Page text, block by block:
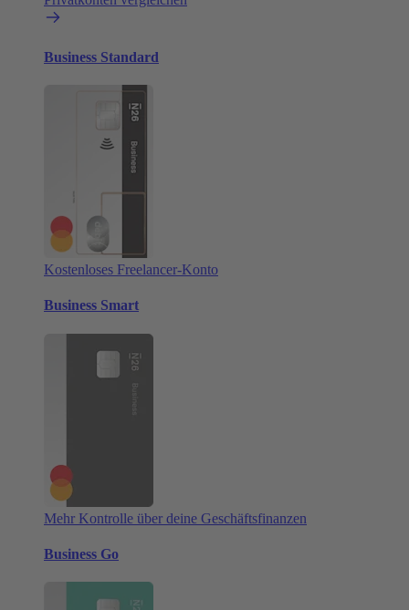
Business Standard
Kostenloses Freelancer-Konto
Business Smart
Mehr Kontrolle über deine Geschäftsfinanzen
Business Go